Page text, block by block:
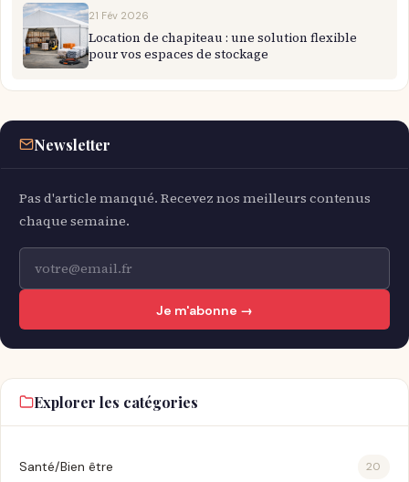
21 Fév 2026
Location de chapiteau : une solution flexible
pour vos espaces de stockage
Newsletter
Pas d'article manqué. Recevez nos meilleurs contenus
chaque semaine.
Je m'abonne →
Explorer les catégories
Santé/Bien être 20